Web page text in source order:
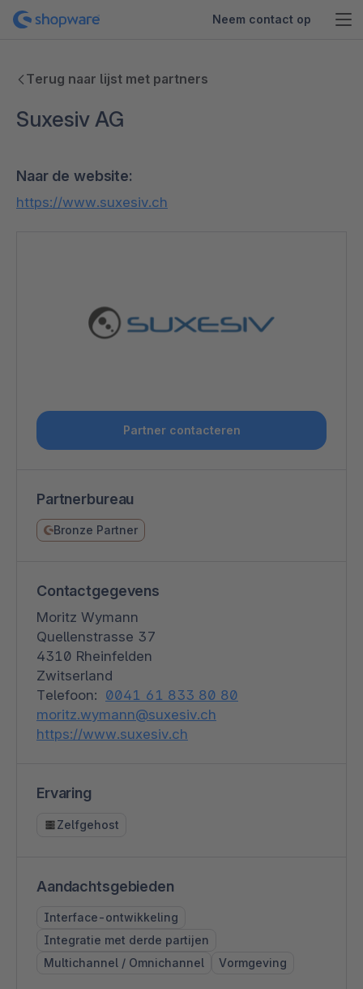
Neem contact op
Terug naar lijst met partners
Suxesiv AG
Naar de website:
https://www.suxesiv.ch
Partner contacteren
Partnerbureau
Bronze Partner
Contactgegevens
Moritz Wymann
Quellenstrasse 37
4310 Rheinfelden
Zwitserland
Telefoon: 0041 61 833 80 80
moritz.wymann@suxesiv.ch
https://www.suxesiv.ch
Ervaring
Zelfgehost
Aandachtsgebieden
Interface-ontwikkeling
Integratie met derde partijen
Multichannel / Omnichannel
Vormgeving